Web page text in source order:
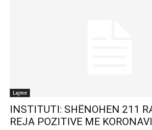
Lajme
INSTITUTI: SHËNOHEN 211
REJA POZITIVE ME